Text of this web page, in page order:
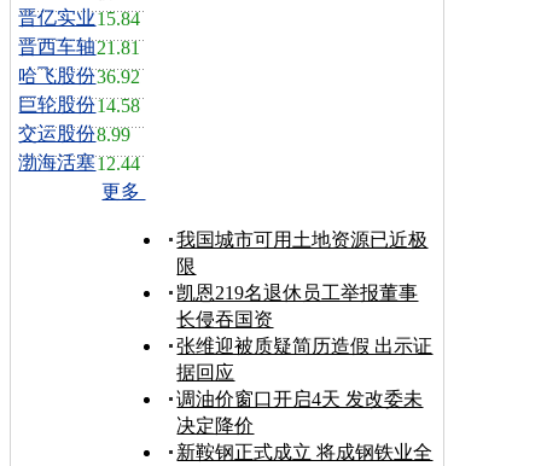
晋亿实业15.84
晋西车轴21.81
哈飞股份36.92
巨轮股份14.58
交运股份8.99
渤海活塞12.44
更多
我国城市可用土地资源已近极
限
凯恩219名退休员工举报董事
长侵吞国资
张维迎被质疑简历造假 出示证
据回应
调油价窗口开启4天 发改委未
决定降价
新鞍钢正式成立 将成钢铁业全